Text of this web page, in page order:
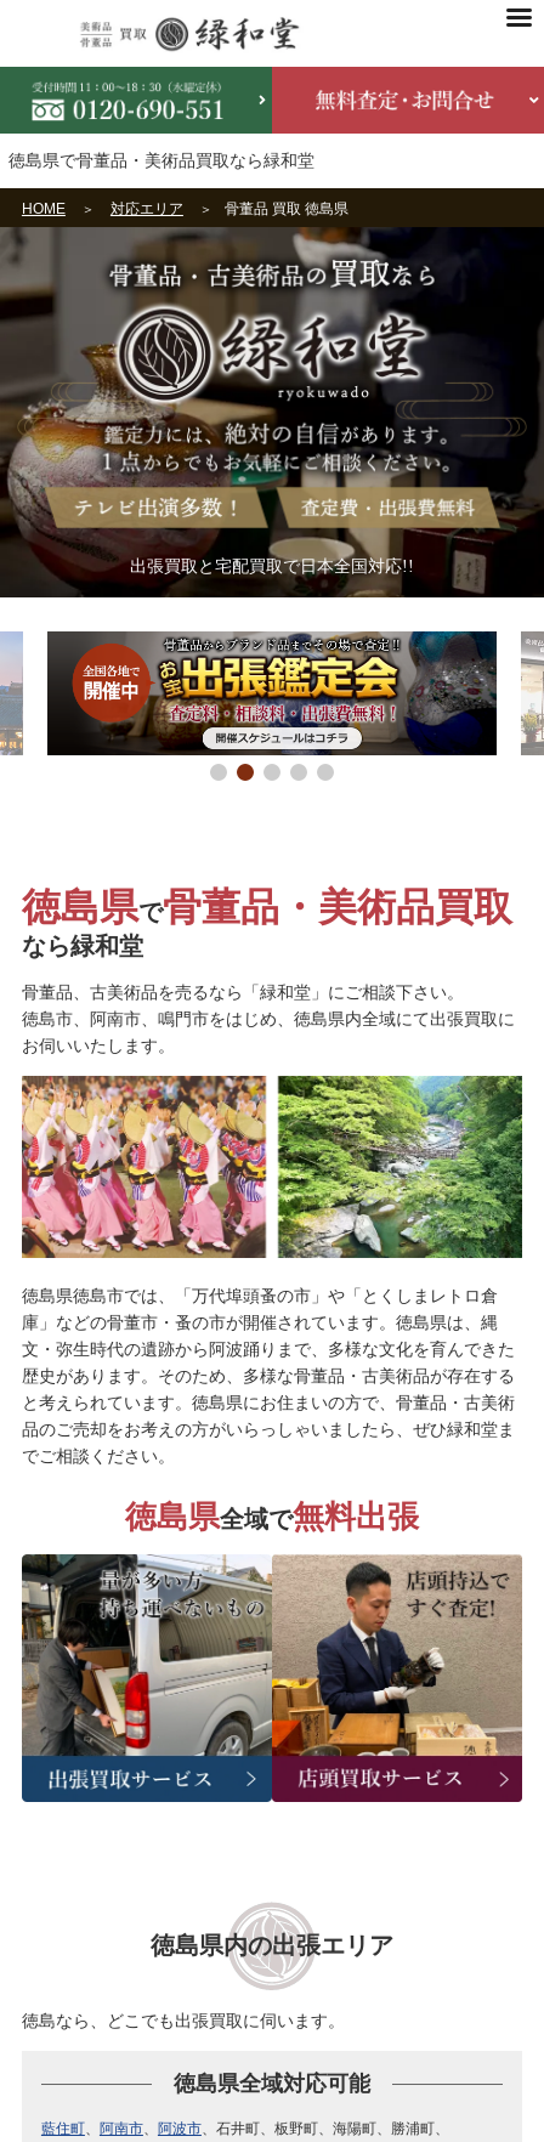
徳島県で骨董品・美術品買取なら緑和堂
HOME 対応エリア 骨董品 買取 徳島県
出張買取と宅配買取で日本全国対応!!
徳島県で骨董品・美術品買取
なら緑和堂
骨董品、古美術品を売るなら「緑和堂」にご相談下さい。
徳島市、阿南市、鳴門市をはじめ、徳島県内全域にて出張買取に
お伺いいたします。
徳島県徳島市では、「万代埠頭蚤の市」や「とくしまレトロ倉
庫」などの骨董市・蚤の市が開催されています。徳島県は、縄
文・弥生時代の遺跡から阿波踊りまで、多様な文化を育んできた
歴史があります。そのため、多様な骨董品・古美術品が存在する
と考えられています。徳島県にお住まいの方で、骨董品・古美術
品のご売却をお考えの方がいらっしゃいましたら、ぜひ緑和堂ま
でご相談ください。
徳島県全域で無料出張
徳島県内の出張エリア
徳島なら、どこでも出張買取に伺います。
徳島県全域対応可能
藍住町 阿南市 阿波市 石井町 板野町 海陽町
勝浦町